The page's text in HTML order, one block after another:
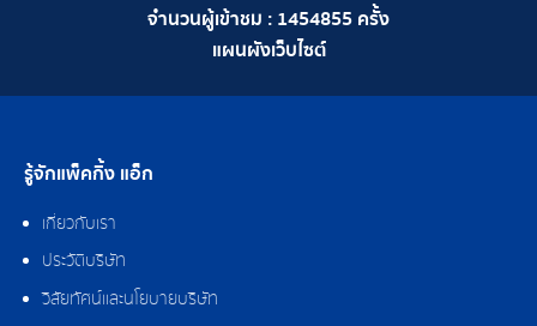
จำนวนผู้เข้าชม : 1454855 ครั้ง
แผนผังเว็บไซต์
รู้จักแพ็คกิ้ง แอ็ก
เกี่ยวกับเรา
ประวัติบริษัท
วิสัยทัศน์และนโยบายบริษัท